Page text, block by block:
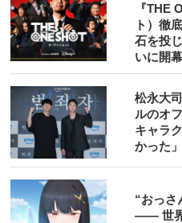
『THE
ト）徹
石を投
いに開幕
松永大
ルのオ
キャラ
かった」
“おっさ
―― 世界